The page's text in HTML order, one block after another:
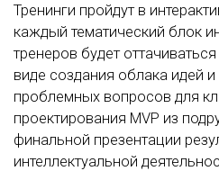
Тренинги пройдут в
каждый тематический блок
тренеров будет
виде создания облака идей и
проблемных вопросов для
проектирования MVP из
финальной презентации
интеллектуальной